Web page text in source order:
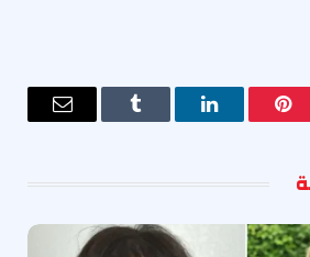
بينتيريستلينكدإن Tumblr
البريد